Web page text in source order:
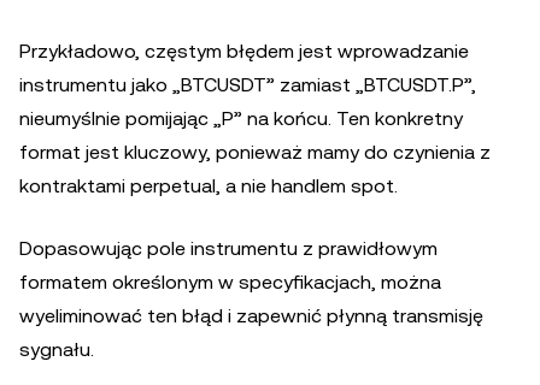
Przykładowo, częstym błędem jest wprowadzanie
instrumentu jako „BTCUSDT” zamiast „BTCUSDT.P”,
nieumyślnie pomijając „P” na końcu. Ten konkretny
format jest kluczowy, ponieważ mamy do czynienia z
kontraktami perpetual, a nie handlem spot.
Dopasowując pole instrumentu z prawidłowym
formatem określonym w specyfikacjach, można
wyeliminować ten błąd i zapewnić płynną transmisję
sygnału.